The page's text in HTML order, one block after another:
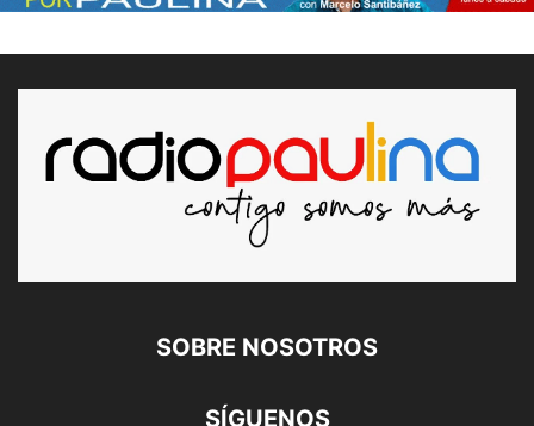
SOBRE NOSOTROS
SÍGUENOS